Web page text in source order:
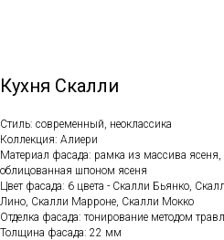
Кухня Скалли
Стиль: современный, неоклассика
Коллекция: Алиери
Материал фасада: рамка из массива
облицованная шпоном ясеня
Цвет фасада: 6 цвета - Скалли Бьянко,
Лино, Скалли Марроне, Скалли Мокко
Отделка фасада: тонирование методом
Толщина фасада: 22 мм